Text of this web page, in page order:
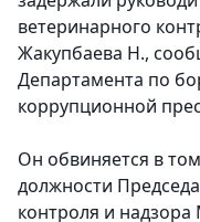
ветеринарного
Жакупбаева Н.,
Департамента по
коррупционной
Он обвиняется в
должности
контроля и